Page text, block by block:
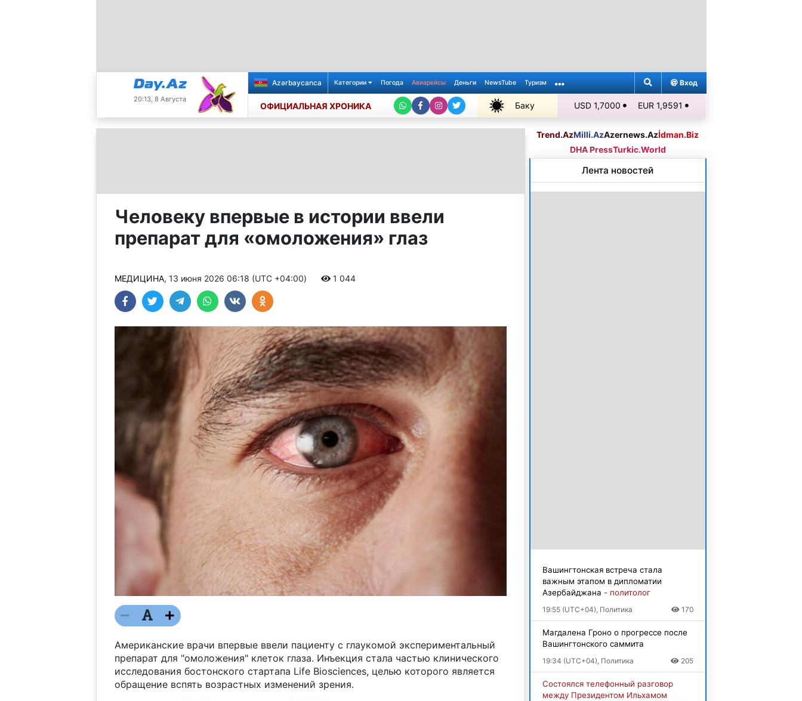
20:13, 8 Августа
Azərbaycanca Категории Погода Авиарейсы Деньги NewsTube Туризм Вход
ОФИЦИАЛЬНАЯ ХРОНИКА Баку
+31℃
USD 1,7000 EUR 1,9591
Человеку впервые в истории ввели
препарат для «омоложения» глаз
МЕДИЦИНА, 13 июня 2026 06:18 (UTC +04:00) 1 044
Американские врачи впервые ввели пациенту с глаукомой экспериментальный
препарат для "омоложения" клеток глаза. Инъекция стала частью клинического
исследования бостонского стартапа Life Biosciences, целью которого является
обращение вспять возрастных изменений зрения.
Trend.AzMilli.AzAzernews.Azİdman.Biz
DHA PressTurkic.World
Лента новостей
Вашингтонская встреча стала
важным этапом в дипломатии
Азербайджана - политолог
19:55 (UTC+04), Политика 170
Магдалена Гроно о прогрессе после
Вашингтонского саммита
19:34 (UTC+04), Политика 205
Состоялся телефонный разговор
между Президентом Ильхамом